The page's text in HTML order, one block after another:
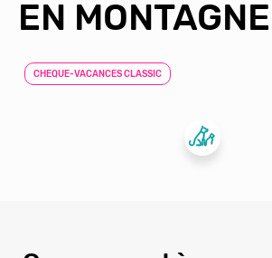
EN MONTAGNE
CHEQUE-VACANCES CLASSIC